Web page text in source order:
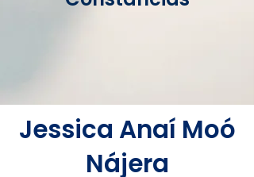
Jessica Anaí Moó
Nájera